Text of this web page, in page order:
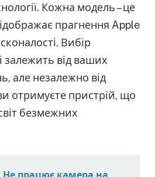
Кожна модель – це
прагнення Apple
Вибір
залежить від ваших
але незалежно від
отримуєте пристрій, що
безмежних